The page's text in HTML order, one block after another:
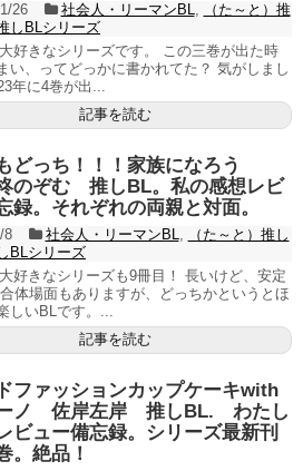
26 社会人・リーマンBL,
（た～と）推
しBLシリーズ
好きなシリーズです。 この三巻が出た時
い、ってどっかに書かれてた？ 気がしまし
年に4巻が出...
記事を読む
どっち！！！家族になろう
のぞむ 推しBL。私の感想レビ
録。それぞれの両親と対面。
8 社会人・リーマンBL,
（た～と）推し
BLシリーズ
好きなシリーズも9冊目！ 長いけど、安定
体場面もありますが、どっちかというとほ
しいBLです。...
記事を読む
ファッションカップケーキwith
ノ 佐岸左岸 推しBL. わたし
ビュー備忘録。シリーズ最新刊
。絶品！